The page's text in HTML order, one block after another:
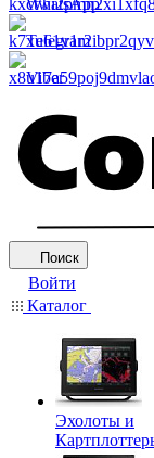
WhatsApp
Telegram
Viber
Поиск
Войти
Каталог
Эхолоты и